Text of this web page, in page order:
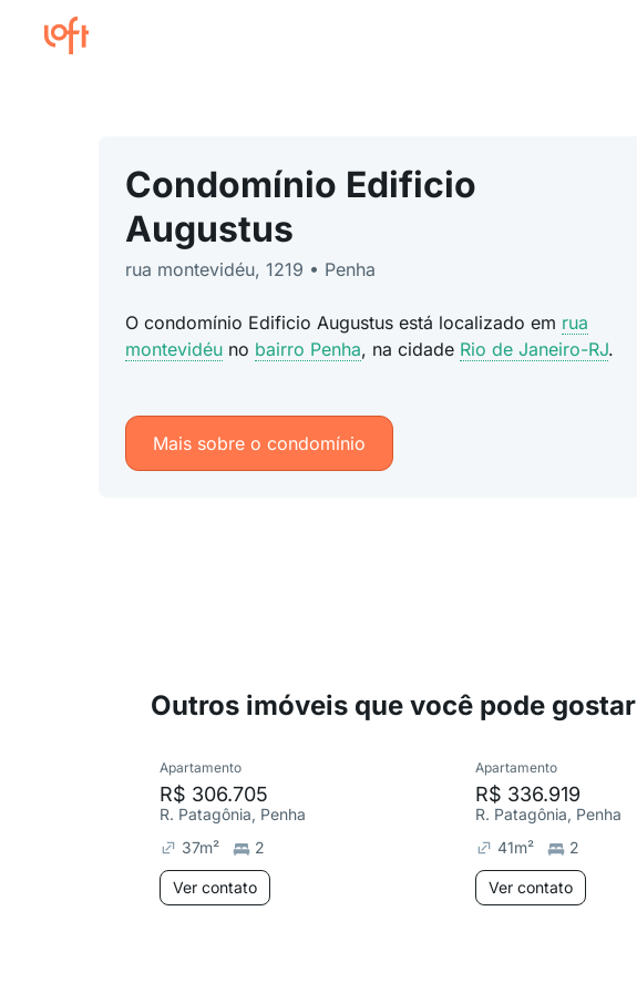
Condomínio Edificio
Augustus
rua montevidéu, 1219 • Penha
O condomínio Edificio Augustus está localizado em rua
montevidéuno bairro Penha, na cidade Rio de Janeiro-RJ.
Mais sobre o condomínio
Outros imóveis que você pode gostar
Apartamento
R$ 306.705
R. Patagônia, Penha
37m² 2
Ver contato
Apartamento
R$ 336.919
R. Patagônia, Penha
41m² 2
Ver contato